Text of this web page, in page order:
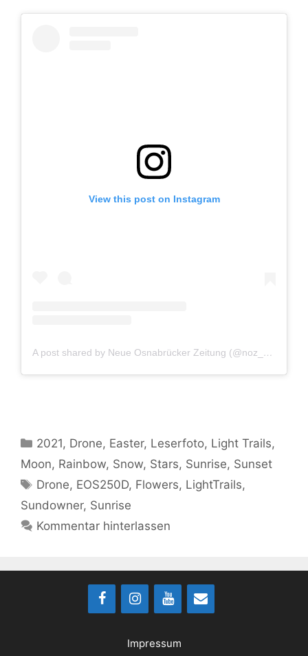
View this post on Instagram
A post shared by Neue Osnabrücker Zeitung (@noz_de)
Kategorien
2021, Drone, Easter, Leserfoto, Light Trails,
Moon, Rainbow, Snow, Stars, Sunrise, Sunset
Schlagwörter
Drone, EOS250D, Flowers, LightTrails,
Sundowner, Sunrise
Kommentar hinterlassen
Impressum